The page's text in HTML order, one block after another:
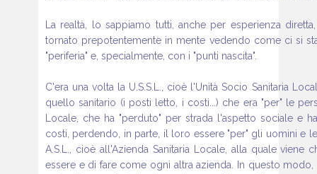
La realtà, lo sappiamo tutti, anche per esperienza
tornato prepotentemente in mente vedendo come ci si
"periferia" e, specialmente, con i "punti nascita".
C'era una volta la U.S.S.L., cioè l'Unità Socio Sanitaria
quello sanitario (i posti letto, i costi...) che era "per" le
Locale, che ha "perduto" per strada l'aspetto sociale e
costi, perdendo, in parte, il loro essere "per" gli uomini e
A.S.L., cioè all'Azienda Sanitaria Locale, alla quale viene
essere e di fare come ogni altra azienda. In questo